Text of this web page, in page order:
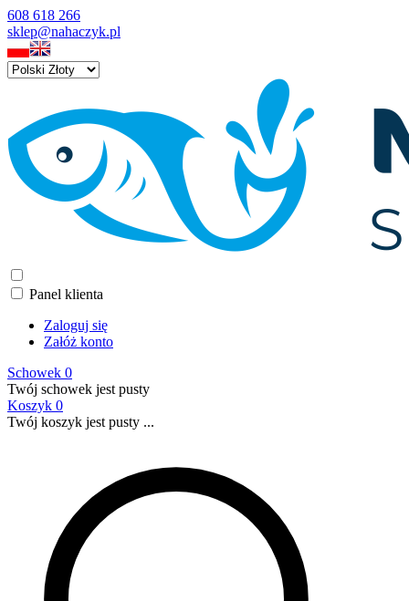
608 618 266
sklep@nahaczyk.pl
Panel klienta
Zaloguj się
Załóż konto
Schowek 0
Twój schowek jest pusty
Koszyk 0
Twój koszyk jest pusty ...